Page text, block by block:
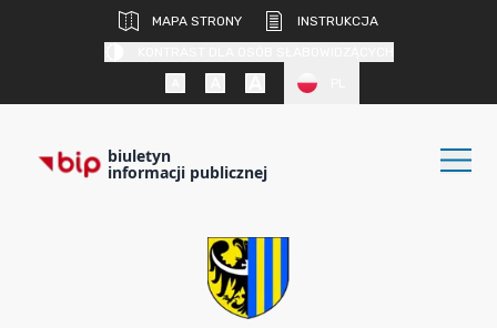
MAPA STRONY
INSTRUKCJA
biuletyn
informacji publicznej